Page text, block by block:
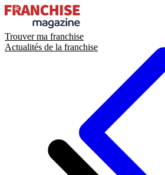
Trouver ma franchise
Actualités de la franchise